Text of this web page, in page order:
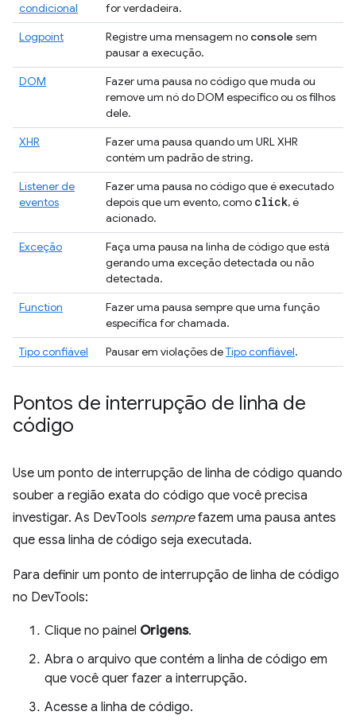
condicional
for verdadeira.
Logpoint
Registre uma mensagem no console sem
pausar a execução.
DOM
Fazer uma pausa no código que muda ou
remove um nó do DOM específico ou os filhos
dele.
XHR
Fazer uma pausa quando um URL XHR
contém um padrão de string.
Listener de
eventos
Fazer uma pausa no código que é executado
depois que um evento, como click, é
acionado.
Exceção
Faça uma pausa na linha de código que está
gerando uma exceção detectada ou não
detectada.
Function
Fazer uma pausa sempre que uma função
específica for chamada.
Tipo confiável
Pausar em violações deTipo confiável.
Pontos de interrupção de linha de
código
Use um ponto de interrupção de linha de código quando
souber a região exata do código que você precisa
investigar. As DevTools semprefazem uma pausa antes
que essa linha de código seja executada.
Para definir um ponto de interrupção de linha de código
no DevTools:
Clique no painel Origens.
Abra o arquivo que contém a linha de código em
que você quer fazer a interrupção.
Acesse a linha de código.